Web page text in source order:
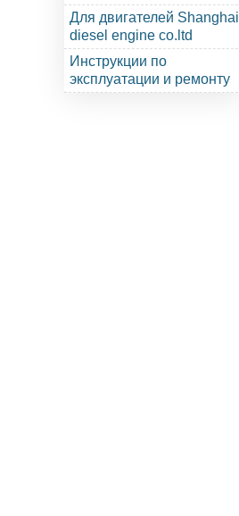
Для двигателей Shanghai
diesel engine co.ltd
Инструкции по
эксплуатации и ремонту